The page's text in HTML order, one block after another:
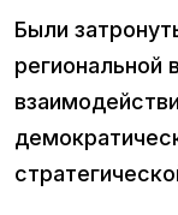
Были
региональной